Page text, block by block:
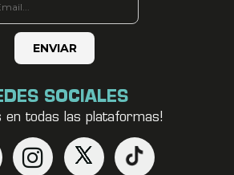
SOCIALES
en todas las plataformas!